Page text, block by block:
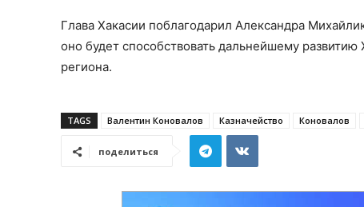
Глава Хакасии поблагодарил Александра
оно будет способствовать дальнейшему
региона.
TAGS Валентин Коновалов Казначейство Коновалов
поделиться